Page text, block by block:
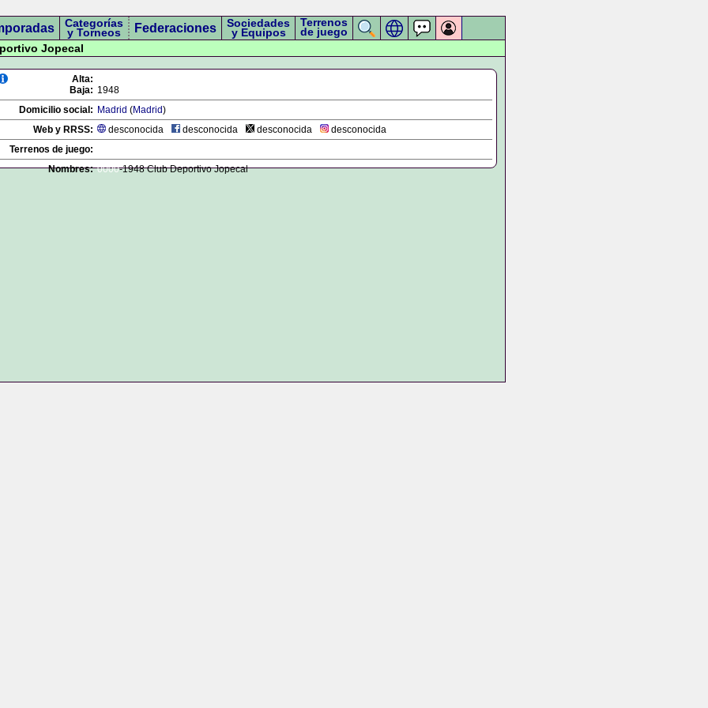
Categorías
y Torneos Federaciones Sociedades
y Equipos
Terrenos
de juego
Jopecal
Alta:
Baja: 1948
Domicilio social: Madrid (Madrid)
Web y RRSS:
desconocida desconocida desconocida
desconocida
Terrenos de juego:
Nombres: 0000-1948 Club Deportivo Jopecal